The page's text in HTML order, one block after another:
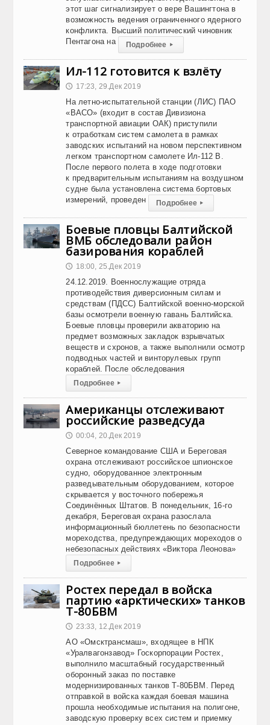
этот шаг сигнализирует о вере Вашингтона в
возможность ведения ограниченного ядерного
конфликта. Высший политический чиновник
Пентагона на
Подробнее ▸
Ил-112 готовится к взлёту
🕔 17:23, 29.Дек 2019
На летно-испытательной станции (ЛИС) ПАО
«ВАСО» (входит в состав Дивизиона
транспортной авиации ОАК) приступили
к отработкам систем самолета в рамках
заводских испытаний на новом перспективном
легком транспортном самолете Ил-112 В.
После первого полета в ходе подготовки
к предварительным испытаниям на воздушном
судне была установлена система бортовых
измерений, проведен
Подробнее ▸
Боевые пловцы Балтийской
ВМБ обследовали район
базирования кораблей
🕔 18:00, 25.Дек 2019
24.12.2019. Военнослужащие отряда
противодействия диверсионным силам и
средствам (ПДСС) Балтийской военно-морской
базы осмотрели военную гавань Балтийска.
Боевые пловцы проверили акваторию на
предмет возможных закладок взрывчатых
веществ и схронов, а также выполнили осмотр
подводных частей и винторулевых групп
кораблей. После обследования
Подробнее ▸
Американцы отслеживают
российские разведсуда
🕔 00:04, 20.Дек 2019
Северное командование США и Береговая
охрана отслеживают российское шпионское
судно, оборудованное электронным
разведывательным оборудованием, которое
скрывается у восточного побережья
Соединённых Штатов. В понедельник, 16-го
декабря, Береговая охрана разослала
информационный бюллетень по безопасности
мореходства, предупреждающих мореходов о
небезопасных действиях «Виктора Леонова»
Подробнее ▸
Ростех передал в войска
партию «арктических» танков
Т-80БВМ
🕔 23:33, 12.Дек 2019
АО «Омсктрансмаш», входящее в НПК
«Уралвагонзавод» Госкорпорации Ростех,
выполнило масштабный государственный
оборонный заказ по поставке
модернизированных танков Т-80БВМ. Перед
отправкой в войска каждая боевая машина
прошла необходимые испытания на полигоне,
заводскую проверку всех систем и приемку